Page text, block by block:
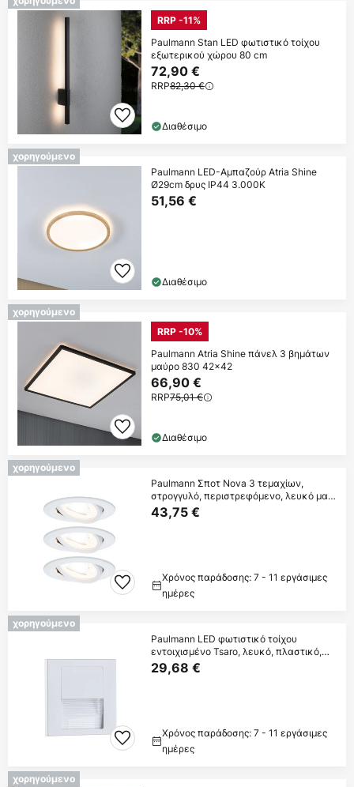
RRP -11%
Paulmann Stan LED φωτιστικό τοίχου
εξωτερικού χώρου 80 cm
72,90 €
RRP82,30 €
Διαθέσιμο
χορηγούμενο
Paulmann LED-Αμπαζούρ Atria Shine
Ø29cm δρυς IP44 3.000K
51,56 €
Διαθέσιμο
χορηγούμενο
RRP -10%
Paulmann Atria Shine πάνελ 3 βημάτων
μαύρο 830 42x42
66,90 €
RRP75,01 €
Διαθέσιμο
χορηγούμενο
Paulmann Σποτ Nova 3 τεμαχίων,
στρογγυλό, περιστρεφόμενο, λευκό ματ,
GU10, 2700K
43,75 €
Χρόνος παράδοσης: 7 - 11 εργάσιμες
ημέρες
χορηγούμενο
Paulmann LED φωτιστικό τοίχου
εντοιχισμένο Tsaro, λευκό, πλαστικό,
2700 K
29,68 €
Χρόνος παράδοσης: 7 - 11 εργάσιμες
ημέρες
χορηγούμενο